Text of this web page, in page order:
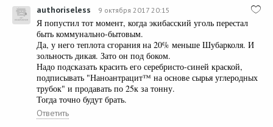
authoriseless 9 октября 2017 20:15
Я попустил тот момент, когда экибасский уголь перестал
быть коммунально-бытовым.
Да, у него теплота сгорания на 20% меньше Шубарколя. И
зольность дикая. Зато он под боком.
Надо подсказать красить его серебристо-синей краской,
подписывать "Наноантрацит™ на основе сырья углеродных
трубок" и продавать по 25к за тонну.
Тогда точно будут брать.
Ответить